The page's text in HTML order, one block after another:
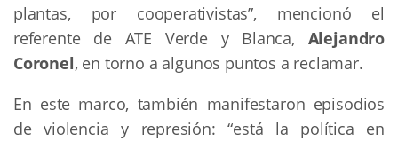
plantas, por cooperativistas”, mencionó el
referente de ATE Verde y Blanca, Alejandro
Coronel, en torno a algunos puntos a reclamar.
En este marco, también manifestaron episodios
de violencia y represión: “está la política en